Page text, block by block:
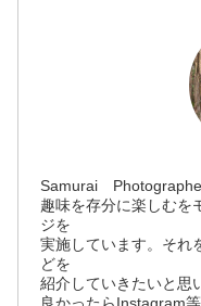
Samurai
趣味を存分に楽しむを
ジを
実施しています。それ
どを
紹介していきたいと思